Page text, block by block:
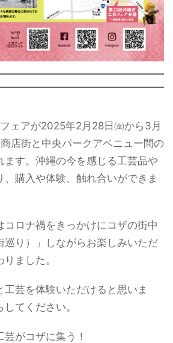
ェアが2025年2月28日㈮から3月
店街と中央パークアベニュー間の
ます。沖縄の今を感じる工芸品や
、購入や体験、触れ合いができま
コロナ禍をきっかけにコザの街中
巡り）」しながらお楽しみいただ
ました。
工芸を体験いただけると思いま
てください。
がコザに集う！